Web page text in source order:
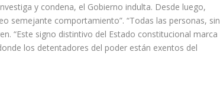
y condena, el Gobierno indulta. Desde luego,
semejante comportamiento”. “Todas las personas, sin
“Este signo distintivo del Estado constitucional marca
los detentadores del poder están exentos del